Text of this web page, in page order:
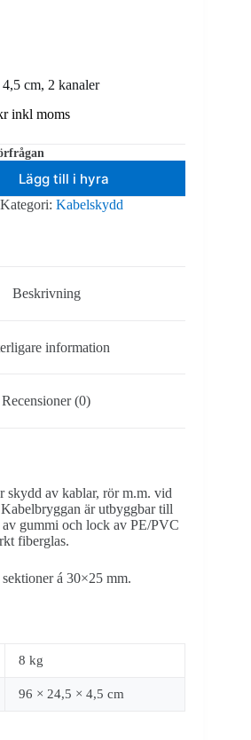
cm, 2 kanaler
inkl moms
Lägg till i hyra
Kategori: Kabelskydd
Beskrivning
information
Recensioner (0)
skydd av kablar, rör m.m. vid
är utbyggbar till
gummi och lock av PE/PVC
fiberglas.
á 30×25 mm.
8 kg
96 × 24,5 × 4,5 cm